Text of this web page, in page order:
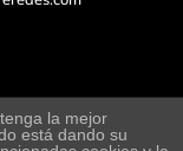
a compra-
la mejor
está dando su